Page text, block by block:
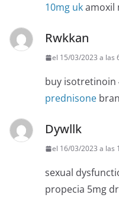
10mg ukamoxil
Rwkkan
el 15/03/2023 a las
buy isotretinoin
prednisone
Dywllk
el 16/03/2023 a las
sexual
propecia 5mg